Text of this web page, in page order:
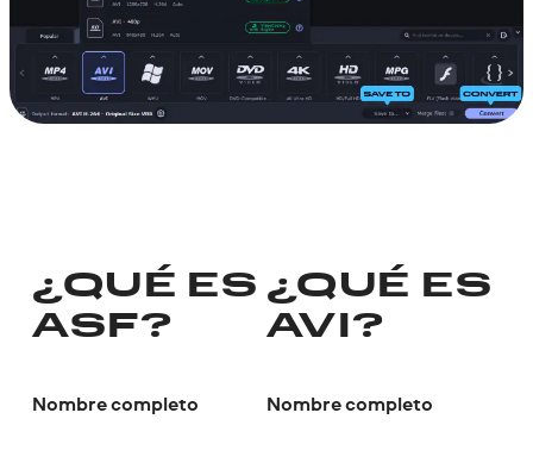
¿QUÉ ES
ASF?
Nombre completo
¿QUÉ ES
AVI?
Nombre completo